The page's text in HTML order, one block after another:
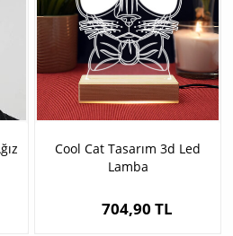
Cool Cat Tasarım 3d Led
Lamba
704,90 TL